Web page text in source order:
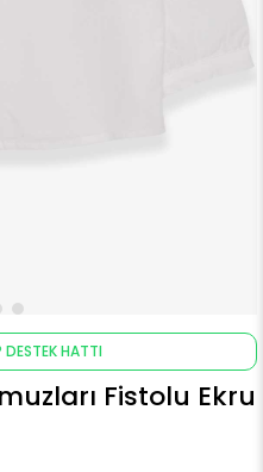
HATTI
Fistolu Ekru